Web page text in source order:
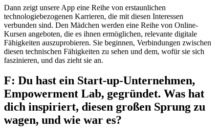
Dann zeigt unsere App eine Reihe von erstaunlichen
technologiebezogenen Karrieren, die mit diesen Interessen
verbunden sind. Den Mädchen werden eine Reihe von Online-
Kursen angeboten, die es ihnen ermöglichen, relevante digitale
Fähigkeiten auszuprobieren. Sie beginnen, Verbindungen zwischen
diesen technischen Fähigkeiten zu sehen und dem, wofür sie sich
faszinieren, und das zieht sie an.
F: Du hast ein Start-up-Unternehmen,
Empowerment Lab, gegründet. Was hat
dich inspiriert, diesen großen Sprung zu
wagen, und wie war es?